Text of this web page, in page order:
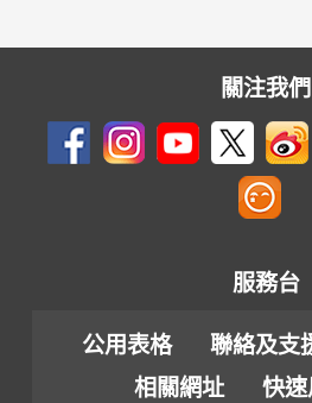
關注我們
服務台
公用表格 聯絡及支
相關網址
快